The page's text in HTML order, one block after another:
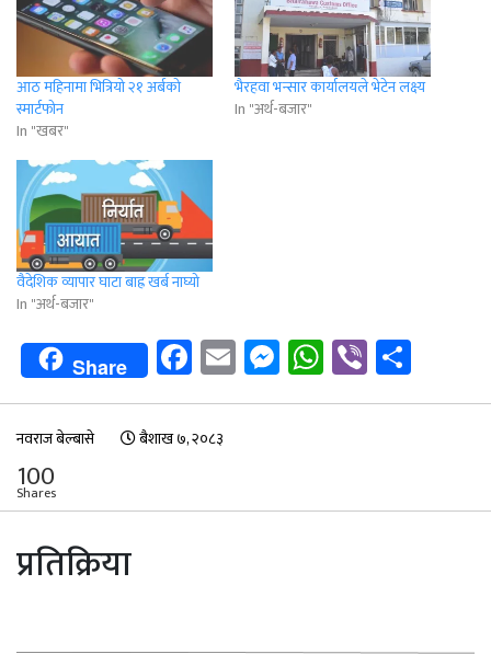
आठ महिनामा भित्रियो २१ अर्बको
स्मार्टफोन
In "खबर"
भैरहवा भन्सार कार्यालयले भेटेन लक्ष्य
In "अर्थ-बजार"
वैदेशिक व्यापार घाटा बाह्र खर्ब नाघ्यो
In "अर्थ-बजार"
Share Facebook
EmailMessenger
WhatsApp
Viber
नवराज बेल्बासे बैशाख ७, २०८३
100
Shares
प्रतिक्रिया